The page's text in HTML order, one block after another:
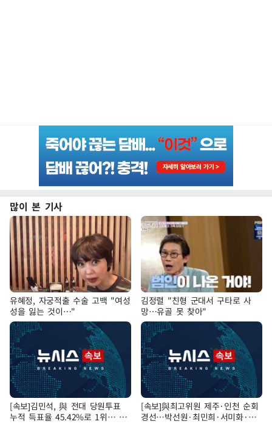
많이 본 기사
유혜정, 자궁적출 수술 고백 "여성
성을 잃는 것이…"
김정렬 "친형 군대서 구타로 사
망…유골 못 찾아"
[속보]김민석, 與 전대 당원투표
누적 득표율 45.42%로 1위… 정
[속보]與최고위원 제주·인천 순회
경선…박선원·최민희·서미화·한